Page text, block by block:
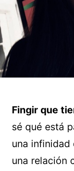
Fingir que
sé qué está
una infinidad
una relación